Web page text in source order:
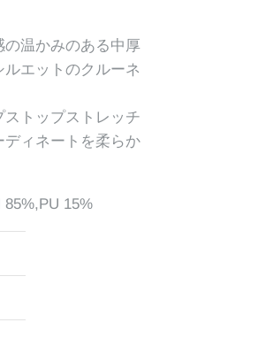
の温かみのある中厚
エットのクルーネ
トップストレッチ
ィネートを柔らか
85%,PU 15%